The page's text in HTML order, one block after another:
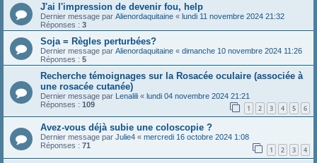
J'ai l'impression de devenir fou, help
Dernier message par Alienordaquitaine « lundi 11 novembre 2024 21:32
Réponses : 3
Soja = Règles perturbées?
Dernier message par Alienordaquitaine « dimanche 10 novembre 2024 11:26
Réponses : 5
Recherche témoignages sur la Rosacée oculaire (associée à
une rosacée cutanée)
Dernier message par Lenalili « lundi 04 novembre 2024 21:21
Réponses : 109 1 2 3 4 5 6
Avez-vous déjà subie une coloscopie ?
Dernier message par Julie4 « mercredi 16 octobre 2024 1:08
Réponses : 71 1 2 3 4